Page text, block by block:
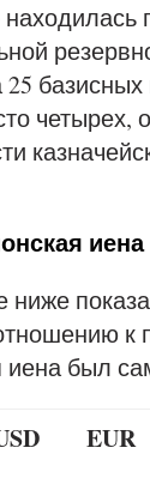
25
четырех,
иена
ниже
к
иена был
EUR